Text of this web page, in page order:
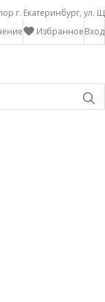
г. Екатеринбург, ул.
Вход
Избранное